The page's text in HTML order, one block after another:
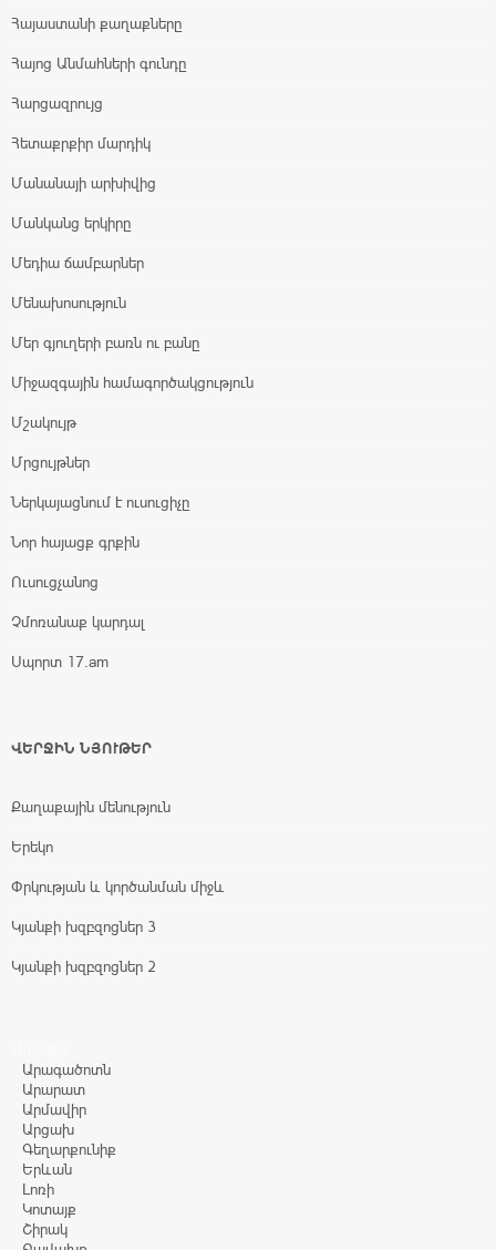
Հայաստանի քաղաքները
Հայոց Անմահների գունդը
Հարցազրույց
Հետաքրքիր մարդիկ
Մանանայի արխիվից
Մանկանց երկիրը
Մեդիա ճամբարներ
Մենախոսություն
Մեր գյուղերի բառն ու բանը
Միջազգային համագործակցություն
Մշակույթ
Մրցույթներ
Ներկայացնում է ուսուցիչը
Նոր հայացք գրքին
Ուսուցչանոց
Չմոռանաք կարդալ
Սպորտ 17.am
ՎԵՐՋԻՆ ՆՅՈՒԹԵՐ
Քաղաքային մենություն
Երեկո
Փրկության և կործանման միջև
Կյանքի խզբզոցներ 3
Կյանքի խզբզոցներ 2
Արագածոտն
Արարատ
Արմավիր
Արցախ
Գեղարքունիք
Երևան
Լոռի
Կոտայք
Շիրակ